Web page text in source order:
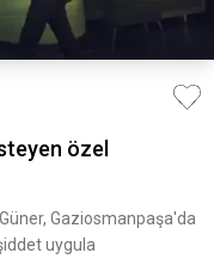
özel
Gaziosmanpaşa'da
uygula